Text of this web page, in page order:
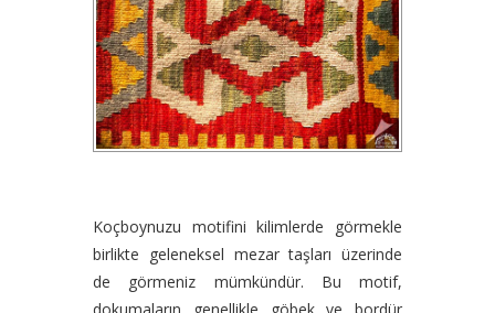
Koçboynuzu motifini kilimlerde görmekle
birlikte geleneksel mezar taşları üzerinde
de görmeniz mümkündür. Bu motif,